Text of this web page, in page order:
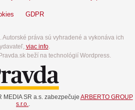
GDPR
Autorské práva sú vyhradené a vykonáva ich
viac info.
beží na technológií Wordpress.
MEDIA SR a.s. zabezpečuje ARBERTO GROUP
s.r.o..